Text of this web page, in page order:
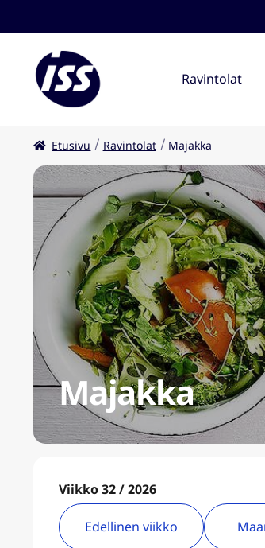
Ravintolat
Etusivu Ravintolat Majakka
Majakka
Viikko 32 / 2026
Edellinen viikko